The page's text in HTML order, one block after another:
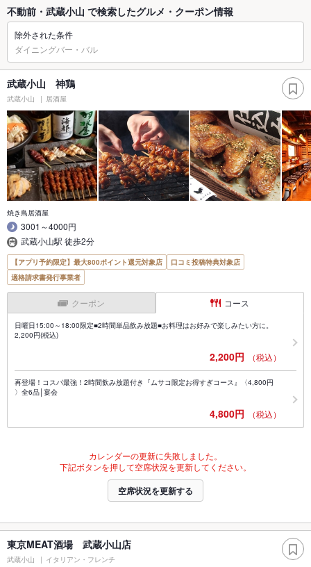
不動前・武蔵小山 で検索したグルメ・クーポン情報
除外された条件
ダイニングバー・バル
武蔵小山 神鶏
武蔵小山 居酒屋
焼き鳥居酒屋
3001～4000円
武蔵小山駅 徒歩2分
【アプリ予約限定】最大800ポイント還元対象店
口コミ投稿特典対象店
適格請求書発行事業者
クーポン コース
日曜日15:00～18:00限定■2時間単品飲み放題■お料理はお好みで楽しみたい方に。
2,200円(税込)
2,200円 （税込）
再登場！コスパ最強！2時間飲み放題付き『ムサコ限定お得すぎコース』〈4,800円
〉全6品│宴会
4,800円 （税込）
カレンダーの更新に失敗しました。
下記ボタンを押して空席状況を更新してください。
空席状況を更新する
東京MEAT酒場 武蔵小山店
武蔵小山 イタリアン・フレンチ